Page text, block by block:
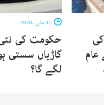
عام
حکومت کی
گاڑیاں سستی
لگے گا؟